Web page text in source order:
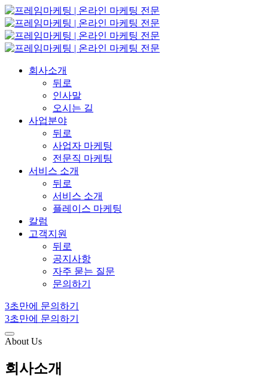
회사소개
뒤로
인사말
오시는 길
사업분야
뒤로
사업자 마케팅
전문직 마케팅
서비스 소개
뒤로
서비스 소개
플레이스 마케팅
칼럼
고객지원
뒤로
공지사항
자주 묻는 질문
문의하기
3초만에 문의하기
3초만에 문의하기
About Us
회사소개